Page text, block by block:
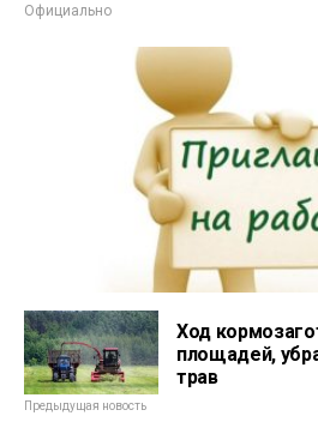
Официально
Ход
площадей,
трав
Предыдущая новость